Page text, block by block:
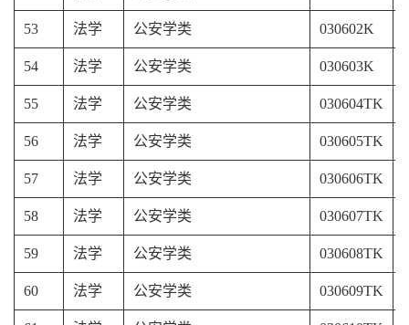
53 法学 公安学类 030602K
54 法学 公安学类 030603K
55 法学 公安学类 030604TK
56 法学 公安学类 030605TK
57 法学 公安学类 030606TK
58 法学 公安学类 030607TK
59 法学 公安学类 030608TK
60 法学 公安学类 030609TK